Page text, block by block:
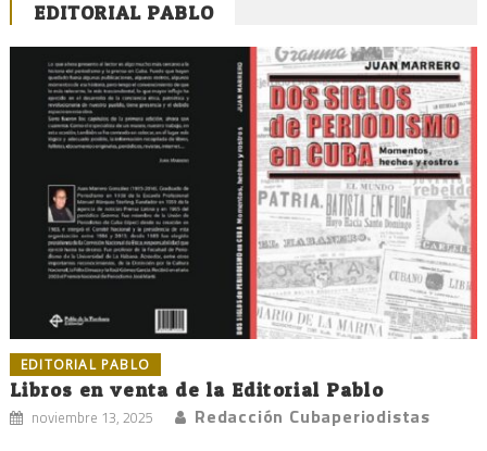
EDITORIAL PABLO
EDITORIAL PABLO
Libros en venta de la Editorial Pablo
noviembre 13, 2025 Redacción Cubaperiodistas